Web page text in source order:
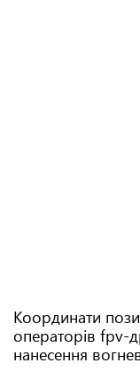
Координати
операторів fpv-
нанесення